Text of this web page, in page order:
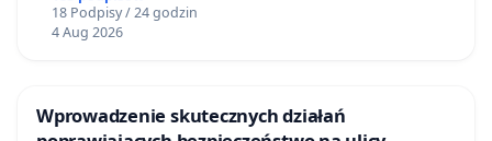
[1] Paweł Granecki, Glosa do wyroku SN z dnia 15 maja
18 Podpisy / 24 godzin
4 Aug 2026
Wprowadzenie skutecznych działań